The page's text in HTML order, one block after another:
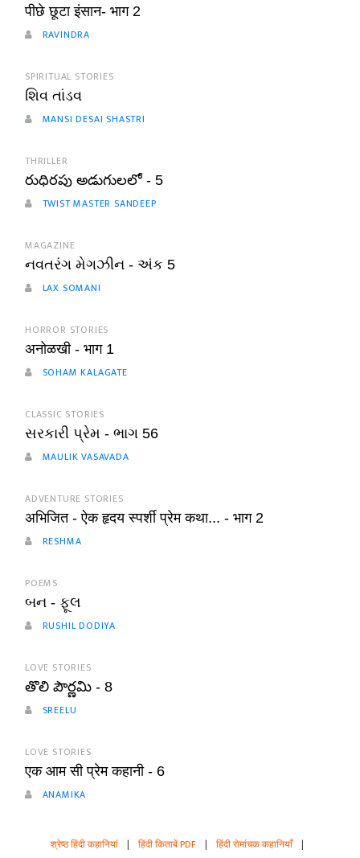
पीछे छूटा इंसान- भाग 2
RAVINDRA
SPIRITUAL STORIES
શિવ તાંડવ
MANSI DESAI SHASTRI
THRILLER
రుధిరపు అడుగులలో - 5
TWIST MASTER SANDEEP
MAGAZINE
નવતરંગ મેગઝીન - અંક 5
LAX SOMANI
HORROR STORIES
अनोळखी - भाग 1
SOHAM KALAGATE
CLASSIC STORIES
સરકારી પ્રેમ - ભાગ 56
MAULIK VASAVADA
ADVENTURE STORIES
अभिजित - ऐक हृदय स्पर्शी प्रेम कथा... - भाग 2
RESHMA
POEMS
બન - ફૂલ
RUSHIL DODIYA
LOVE STORIES
తొలి పౌర్ణమి - 8
SREELU
LOVE STORIES
एक आम सी प्रेम कहानी - 6
ANAMIKA
श्रेष्ठ हिंदी कहानियां | हिंदी किताबें PDF | हिंदी रोमांचक कहानियाँ |